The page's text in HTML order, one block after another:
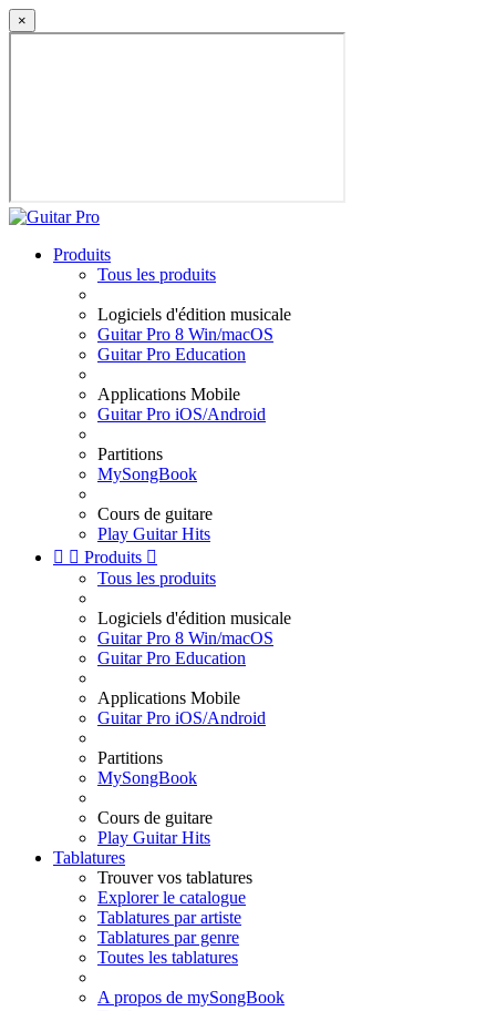
×
Produits
Tous les produits
Logiciels d'édition musicale
Guitar Pro 8 Win/macOS
Guitar Pro Education
Applications Mobile
Guitar Pro iOS/Android
Partitions
MySongBook
Cours de guitare
Play Guitar Hits
  Produits 
Tous les produits
Logiciels d'édition musicale
Guitar Pro 8 Win/macOS
Guitar Pro Education
Applications Mobile
Guitar Pro iOS/Android
Partitions
MySongBook
Cours de guitare
Play Guitar Hits
Tablatures
Trouver vos tablatures
Explorer le catalogue
Tablatures par artiste
Tablatures par genre
Toutes les tablatures
A propos de mySongBook